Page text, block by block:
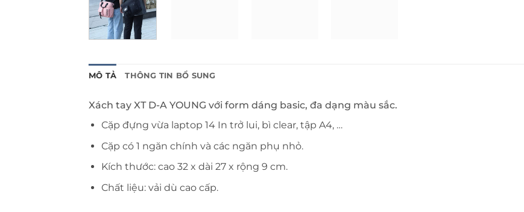
MÔ TẢ THÔNG TIN BỔ SUNG
Xách tay XT D-A YOUNG với form dáng basic, đa dạng màu sắc.
Cặp đựng vừa laptop 14 In trở lui, bì clear, tập A4, …
Cặp có 1 ngăn chính và các ngăn phụ nhỏ.
Kích thước: cao 32 x dài 27 x rộng 9 cm.
Chất liệu: vải dù cao cấp.